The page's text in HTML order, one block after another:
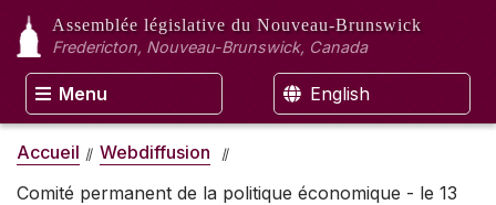
Assemblée législative du Nouveau-Brunswick
Fredericton, Nouveau-Brunswick, Canada
Menu English
Accueil
Webdiffusion
Comité permanent de la politique économique - le 13